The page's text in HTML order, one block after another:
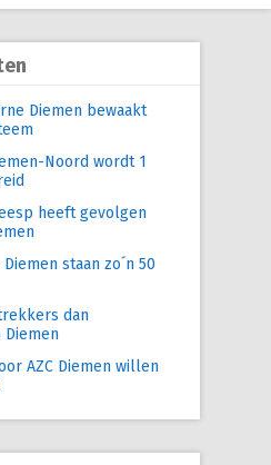
Diemen bewaakt
Noord wordt 1
heeft gevolgen
staan zo´n 50
dan
AZC Diemen willen